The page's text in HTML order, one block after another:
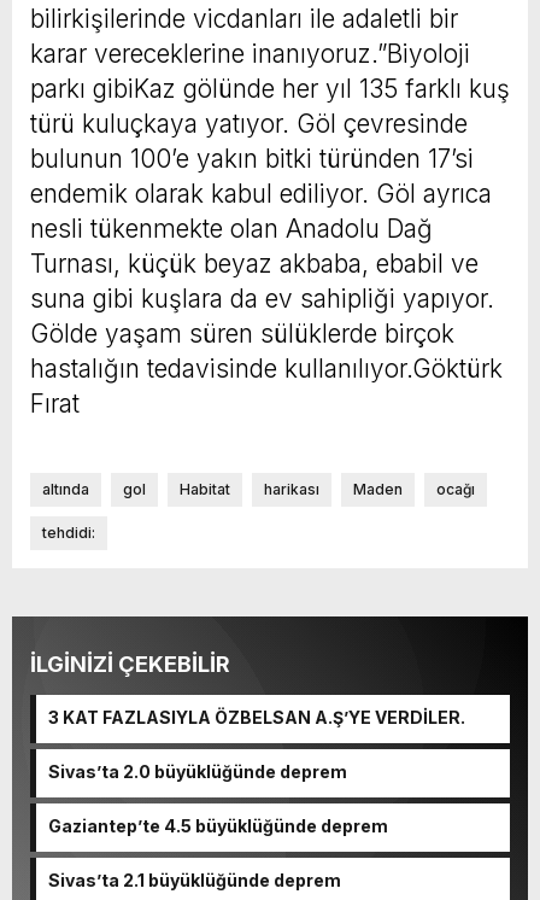
bilirkişilerinde vicdanları ile adaletli bir
karar vereceklerine inanıyoruz.”Biyoloji
parkı gibiKaz gölünde her yıl 135 farklı kuş
türü kuluçkaya yatıyor. Göl çevresinde
bulunun 100’e yakın bitki türünden 17’si
endemik olarak kabul ediliyor. Göl ayrıca
nesli tükenmekte olan Anadolu Dağ
Turnası, küçük beyaz akbaba, ebabil ve
suna gibi kuşlara da ev sahipliği yapıyor.
Gölde yaşam süren sülüklerde birçok
hastalığın tedavisinde kullanılıyor.Göktürk
Fırat
altında gol Habitat harikası Maden ocağı
tehdidi:
İLGİNİZİ ÇEKEBİLİR
3 KAT FAZLASIYLA ÖZBELSAN A.Ş’YE VERDİLER.
Sivas’ta 2.0 büyüklüğünde deprem
Gaziantep’te 4.5 büyüklüğünde deprem
Sivas’ta 2.1 büyüklüğünde deprem